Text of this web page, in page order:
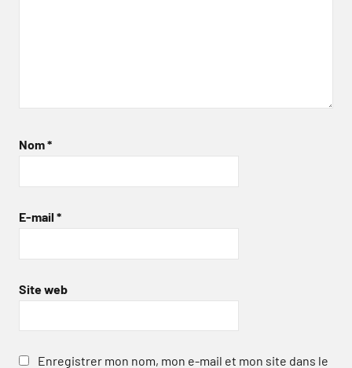
Nom*
E-mail *
Site web
Enregistrer mon nom, mon e-mail et mon site dans le